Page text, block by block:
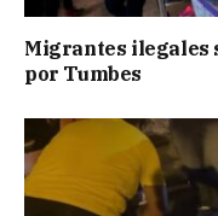
Migrantes ilegales
por Tumbes